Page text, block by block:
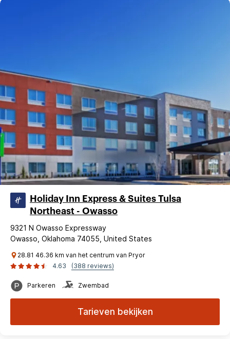
Holiday Inn Express & Suites Tulsa
Northeast - Owasso
9321 N Owasso Expressway
Owasso, Oklahoma 74055, United States
28.81 46.36 km van het centrum van Pryor
4.63
(388 reviews)
Parkeren Zwembad
Tarieven bekijken